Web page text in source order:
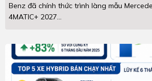
Benz đã chính thức trình làng mẫu
4MATIC+ 2027...